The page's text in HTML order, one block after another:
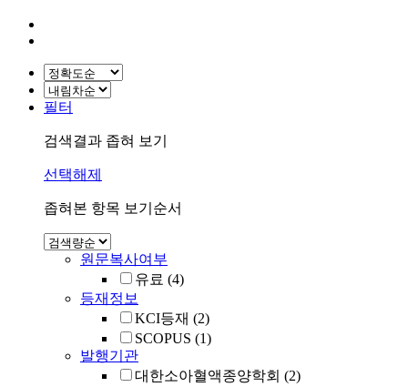
필터
검색결과 좁혀 보기
선택해제
좁혀본 항목 보기순서
원문복사여부
유료 (4)
등재정보
KCI등재 (2)
SCOPUS (1)
발행기관
대한소아혈액종양학회 (2)